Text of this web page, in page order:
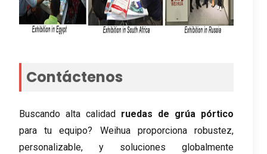
Contáctenos
Buscando alta calidad ruedas de grúa pórtico
para tu equipo? Weihua proporciona robustez,
personalizable, y soluciones globalmente